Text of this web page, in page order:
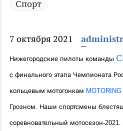
Спорт
7 октября 2021
Нижегородские пилоты команды
с финального этапа Чемпионата
кольцевым мотогонкам MOTORING
Грозном. Наши спортсмены
соревновательный мотосезон-2021.